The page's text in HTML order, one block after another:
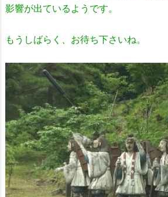
影響が出ているようです。
もうしばらく、お待ち下さいね。